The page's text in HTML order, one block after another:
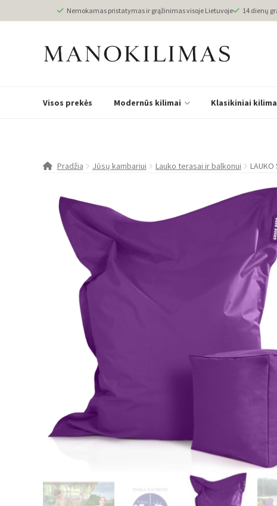
Nemokamas pristatymas ir grąžinimas visoje Lietuvoje 14 dienų
Visos prekės Modernūs kilimai Klasikiniai
Pradžia Jūsų kambariui Lauko terasai ir balkonui LAUKO